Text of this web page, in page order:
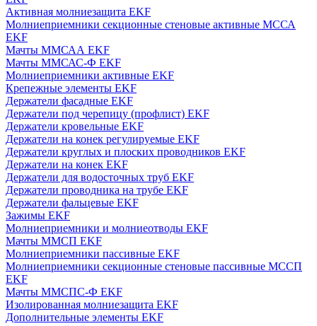
Активная молниезащита EKF
Молниеприемники секционные стеновые активные МССА
EKF
Мачты ММСАА EKF
Мачты ММСАС-Ф EKF
Молниеприемники активные EKF
Крепежные элементы EKF
Держатели фасадные EKF
Держатели под черепицу (профлист) EKF
Держатели кровельные EKF
Держатели на конек регулируемые EKF
Держатели круглых и плоских проводников EKF
Держатели на конек EKF
Держатели для водосточных труб EKF
Держатели проводника на трубе EKF
Держатели фальцевые EKF
Зажимы EKF
Молниеприемники и молниеотводы EKF
Мачты ММСП EKF
Молниеприемники пассивные EKF
Молниеприемники секционные стеновые пассивные МССП
EKF
Мачты ММСПС-Ф EKF
Изолированная молниезащита EKF
Дополнительные элементы EKF